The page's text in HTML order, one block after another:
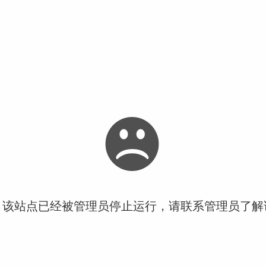
站点已经被管理员停止运行，请联系管理员了